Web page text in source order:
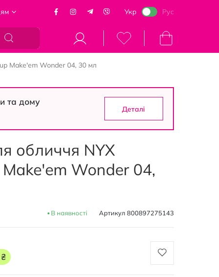
Укр Рус
Кошик
Make'em Wonder 04, 30 мл
та дому
Деталі
обличчя NYX
Wonder 04,
В наявності Артикул 800897275143